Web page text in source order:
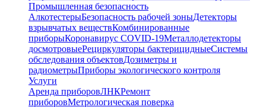
Промышленная безопасность
АлкотестерыБезопасность рабочей зоныДетекторы
взрывчатых веществКомбинированные
приборыКоронавирус COVID-19Металлодетекторы
досмотровыеРециркуляторы бактерицидныеСистемы
обследования объектовДозиметры и
радиометрыПриборы экологического контроля
Услуги
Аренда приборовЛНКРемонт
приборовМетрологическая поверка